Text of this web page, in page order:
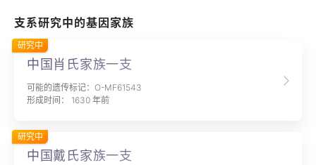
支系研究中的基因家族
中国肖氏家族一支
可能的遗传标记：O-MF61543
形成时间： 1630 年前
研究中
中国戴氏家族一支
研究中